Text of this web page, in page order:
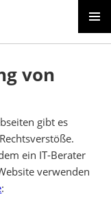
von
gibt es
ein IT-Berater
verwenden
: